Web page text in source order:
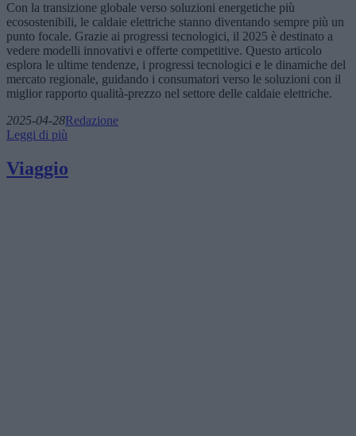
Con la transizione globale verso soluzioni energetiche più
ecosostenibili, le caldaie elettriche stanno diventando sempre più un
punto focale. Grazie ai progressi tecnologici, il 2025 è destinato a
vedere modelli innovativi e offerte competitive. Questo articolo
esplora le ultime tendenze, i progressi tecnologici e le dinamiche del
mercato regionale, guidando i consumatori verso le soluzioni con il
miglior rapporto qualità-prezzo nel settore delle caldaie elettriche.
2025-04-28Redazione
Leggi di più
Viaggio